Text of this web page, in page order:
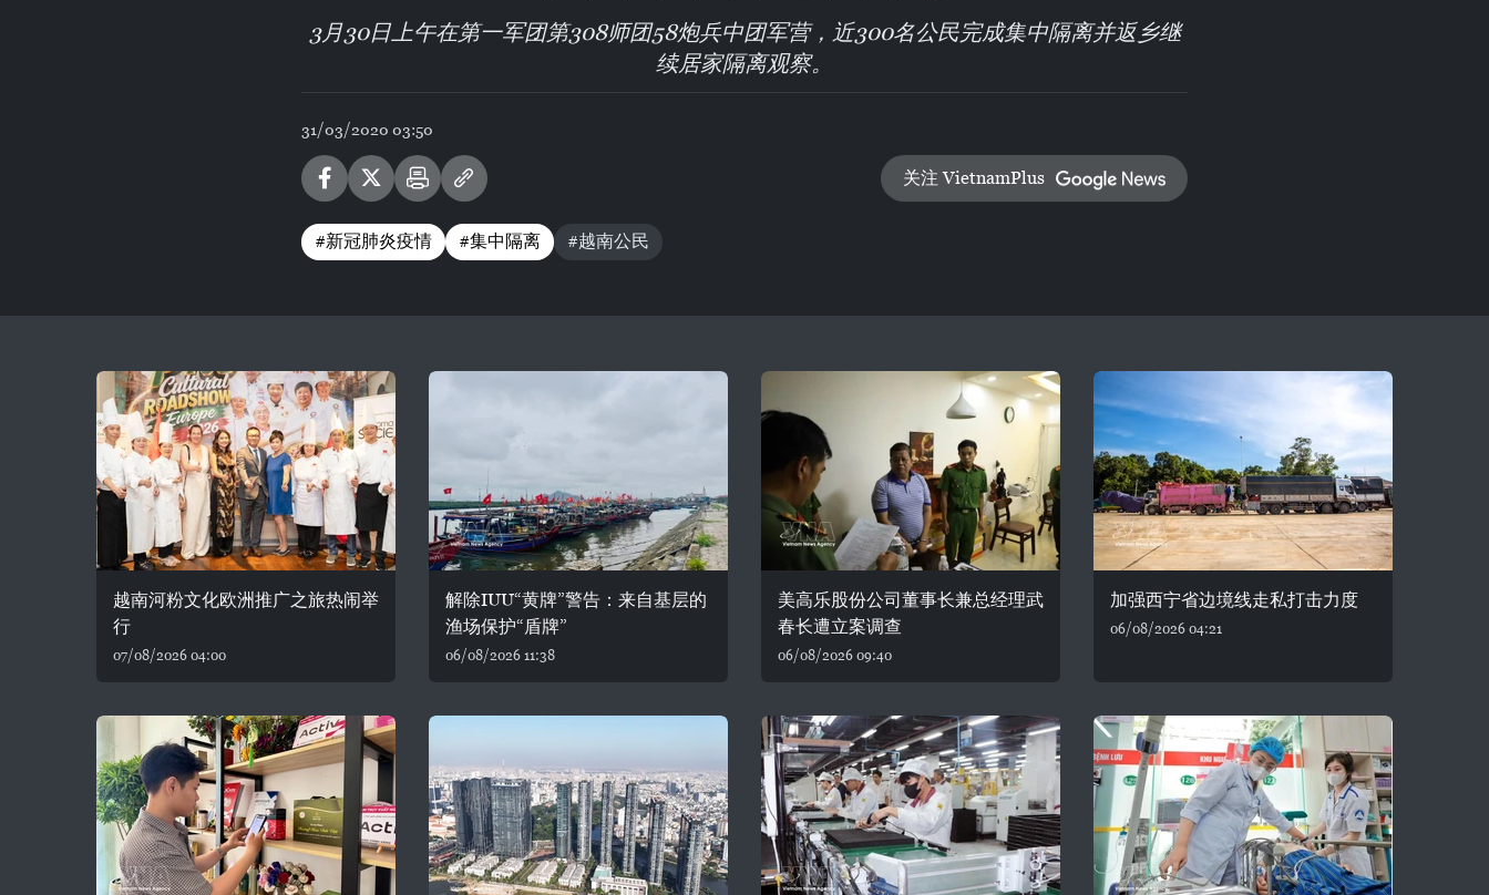
3月30日上午在第一军团第308师团58炮兵中团军营，近300名公民完成集中隔离并返乡继
续居家隔离观察。
31/03/2020 03:50
关注 VietnamPlus
#新冠肺炎疫情 #集中隔离 #越南公民
越南河粉文化欧洲推广之旅热闹举
行
07/08/2026 04:00
解除IUU“黄牌”警告：来自基层的
渔场保护“盾牌”
06/08/2026 11:38
美高乐股份公司董事长兼总经理武
春长遭立案调查
06/08/2026 09:40
加强西宁省边境线走私打击力度
06/08/2026 04:21